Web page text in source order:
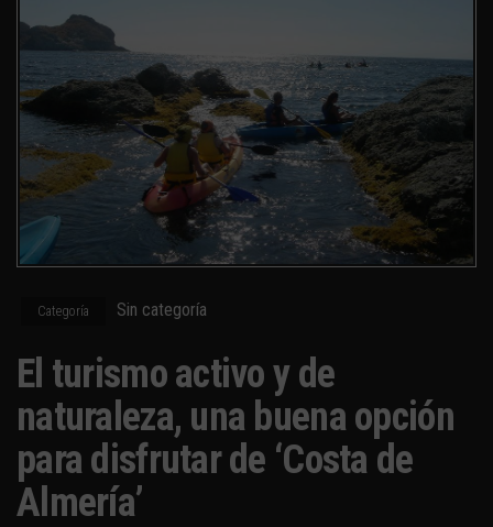
Categoría Sin categoría
El turismo activo y de
naturaleza, una buena opción
para disfrutar de ‘Costa de
Almería’